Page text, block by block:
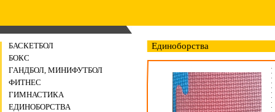
БАСКЕТБОЛ
БОКС
ГАНДБОЛ, МИНИФУТБОЛ
ФИТНЕС
ГИМНАСТИКА
ЕДИНОБОРСТВА
Единоборства